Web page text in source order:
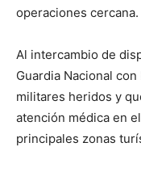
operaciones cercana.
Al intercambio de
Guardia Nacional
militares heridos y
atención médica en
principales zonas